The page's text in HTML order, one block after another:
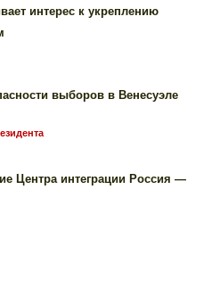
интерес к укреплению
выборов в Венесуэле
Центра интеграции Россия —